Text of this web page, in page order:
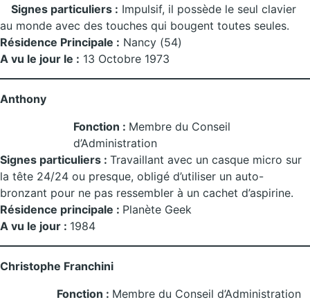
Signes particuliers : Impulsif, il possède le seul clavier
au monde avec des touches qui bougent toutes seules.
Résidence Principale : Nancy (54)
A vu le jour le : 13 Octobre 1973
Anthony
Fonction : Membre du Conseil
d’Administration
Signes particuliers : Travaillant avec un casque micro sur
la tête 24/24 ou presque, obligé d’utiliser un auto-
bronzant pour ne pas ressembler à un cachet d’aspirine.
Résidence principale : Planète Geek
A vu le jour : 1984
Christophe Franchini
Fonction : Membre du Conseil d’Administration